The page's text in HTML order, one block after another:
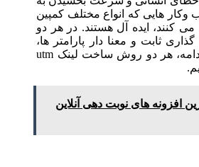
وکار هایی که انواع مختلف کمپین
کنند، ایده آل هستند. در هر دو
ثابت و معنا دار پارامتر ها،
کلید موفقیت است. در ادامه، هر دو روش ساخت لینک utm
بهترین افزونه های نوبت دهی آنلاین